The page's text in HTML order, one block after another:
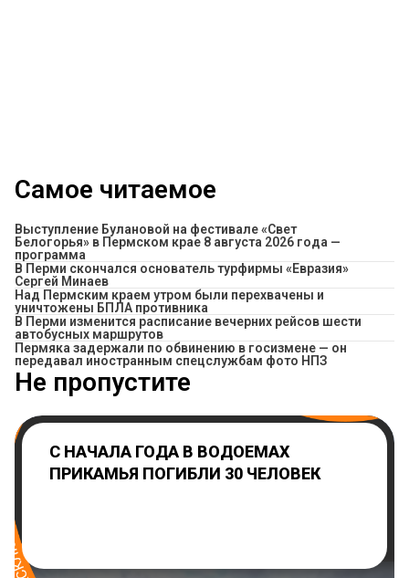
Самое читаемое
Выступление Булановой на фестивале «Свет
Белогорья» в Пермском крае 8 августа 2026 года —
программа
В Перми скончался основатель турфирмы «Евразия»
Сергей Минаев
Над Пермским краем утром были перехвачены и
уничтожены БПЛА противника
​В Перми изменится расписание вечерних рейсов шести
автобусных маршрутов
Пермяка задержали по обвинению в госизмене — он
передавал иностранным спецслужбам фото НПЗ
Не пропустите
С НАЧАЛА ГОДА В ВОДОЕМАХ
ПРИКАМЬЯ ПОГИБЛИ 30 ЧЕЛОВЕК